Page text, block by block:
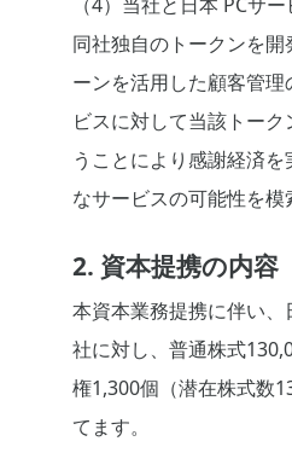
（4）当社と日本 PCサ
同社独自のトークンを
ーンを活用した顧客管
ビスに対して当該トー
うことにより感謝経済
なサービスの可能性を模
2. 資本提携の内容
本資本業務提携に伴い、
社に対し、普通株式
権1,300個（潜在株式数
てます。